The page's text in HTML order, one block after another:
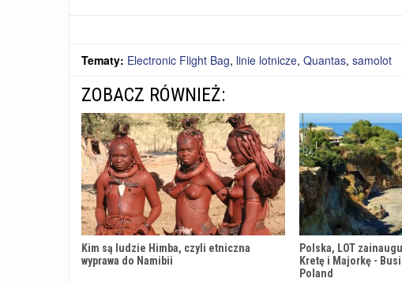
Tematy: Electronic Flight Bag, linie lotnicze, Quantas, samolot
ZOBACZ RÓWNIEŻ:
Kim są ludzie Himba, czyli etniczna
wyprawa do Namibii
Polska, LOT
Kretę i Majorkę -
Poland